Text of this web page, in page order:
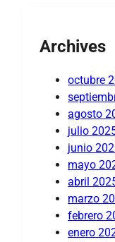
Archives
octubre
agosto
julio
junio
mayo
abril
marzo
febrero
enero